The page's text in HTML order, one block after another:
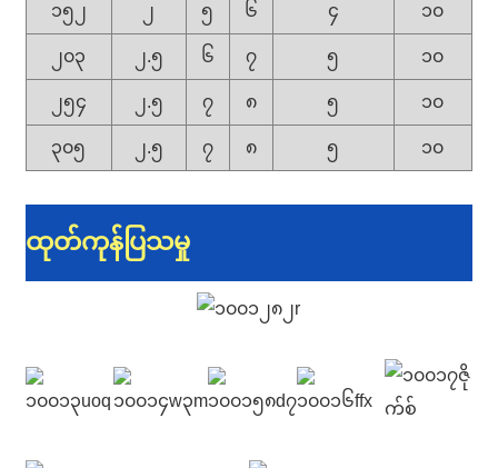
၁၅၂ ၂ ၅ ၆ ၄ ၁၀
၂၀၃ ၂.၅ ၆ ၇ ၅ ၁၀
၂၅၄ ၂.၅ ၇ ၈ ၅ ၁၀
၃၀၅ ၂.၅ ၇ ၈ ၅ ၁၀
ထုတ်ကုန်ပြသမှု